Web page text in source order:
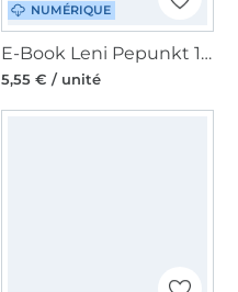
NUMÉRIQUE
E-Book Leni Pepunkt 139 MESSENGER.rucksack
5,55 € / unité